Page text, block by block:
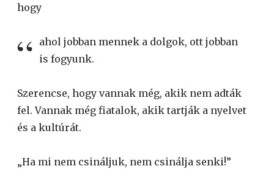
hogy
ahol jobban mennek a dolgok, ott jobban
is fogyunk.
Szerencse, hogy vannak még, akik nem adták
fel. Vannak még fiatalok, akik tartják a nyelvet
és a kultúrát.
„Ha mi nem csináljuk, nem csinálja senki!”